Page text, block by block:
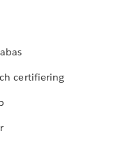
certifiering